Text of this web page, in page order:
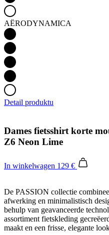
AËRODYNAMICA
Detail produktu
Dames fietsshirt korte
Z6 Neon Lime
In winkelwagen 129 €
De PASSION collectie
afwerking en minimalistisch
behulp van geavanceerde
assortiment fietskleding
maakt en een frisse, elegante